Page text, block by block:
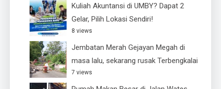
Kuliah Akuntansi di UMBY? Dapat 2
Gelar, Pilih Lokasi Sendiri!
8 views
Jembatan Merah Gejayan Megah di
masa lalu, sekarang rusak Terbengkalai
7 views